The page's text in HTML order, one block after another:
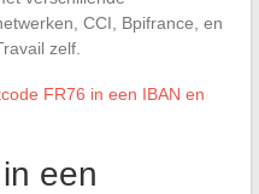
CCI, Bpifrance, en
zelf.
FR76 in een IBAN en
een